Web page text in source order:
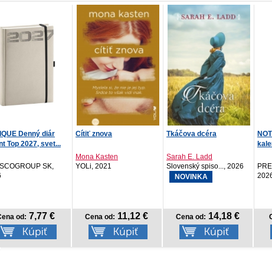
2021
od:11,12 €
Tkáčova dcéra
Sarah E. Ladd
Slovenský spiso..., 2026
Cena od: 14,18 €
NOTIQUE Nástenný
12...
PRESCOGROUP SK,
2026
Cena od: 3,57 €